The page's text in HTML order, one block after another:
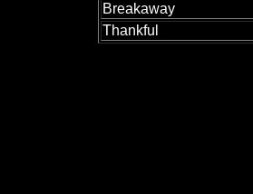
Breakaway
Thankful